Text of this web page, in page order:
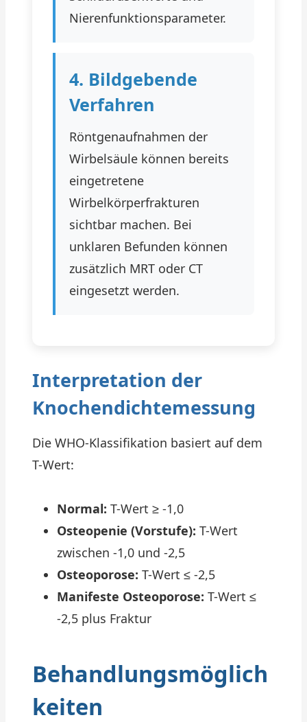
Nierenfunktionsparameter.
4. Bildgebende
Verfahren
Röntgenaufnahmen der
Wirbelsäule können bereits
eingetretene
Wirbelkörperfrakturen
sichtbar machen. Bei
unklaren Befunden können
zusätzlich MRT oder CT
eingesetzt werden.
Interpretation der
Knochendichtemessung
Die WHO-Klassifikation basiert auf dem
T-Wert:
Normal: T-Wert ≥ -1,0
Osteopenie (Vorstufe): T-Wert
zwischen -1,0 und -2,5
Osteoporose: T-Wert ≤ -2,5
Manifeste Osteoporose: T-Wert ≤
-2,5 plus Fraktur
Behandlungsmöglich
keiten